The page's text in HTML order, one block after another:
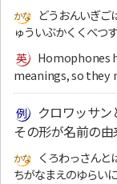
どうおんいぎご
ゅういぶかくくべつ
Homophones
meanings, so they
クロワッサ
その形が名前の由
くろわっさんと
ちがなまえのゆらい